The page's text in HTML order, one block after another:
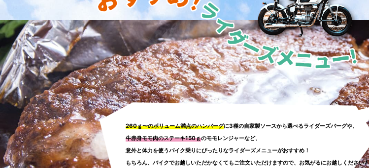
260ｇ〜のボリューム満点のハンバーグに3種の自家製ソースから選べるライダーズバーグや、
牛赤身モモ肉のステーキ150ｇのモモレンジャーなど、
意外と体力を使うバイク乗りにぴったりなライダーズメニューがおすすめ！
もちろん、バイクでお越しいただかなくてもご注文いただけますので、お気がるにお越しください♪